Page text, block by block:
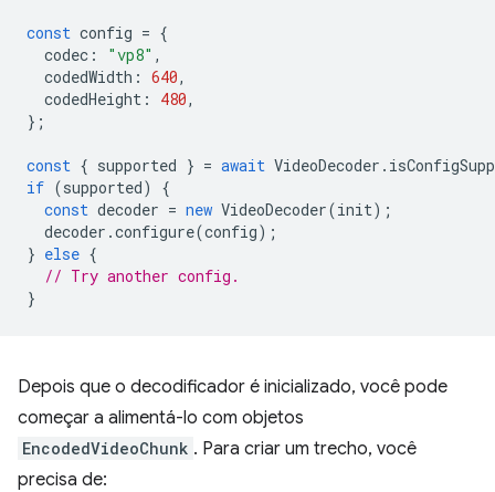
const config = {
codec : "vp8" ,
codedWidth : 640,
codedHeight : 480,
};
const { supported } = await VideoDecoder .
if (supported)
{
const decoder = new VideoDecoder(init);
decoder .configure(config);
} else {
// Try another config.
}
Depois que o decodificador é inicializado, você pode
começar a alimentá-lo com objetos
EncodedVideoChunk . Para criar um trecho, você
precisa de: